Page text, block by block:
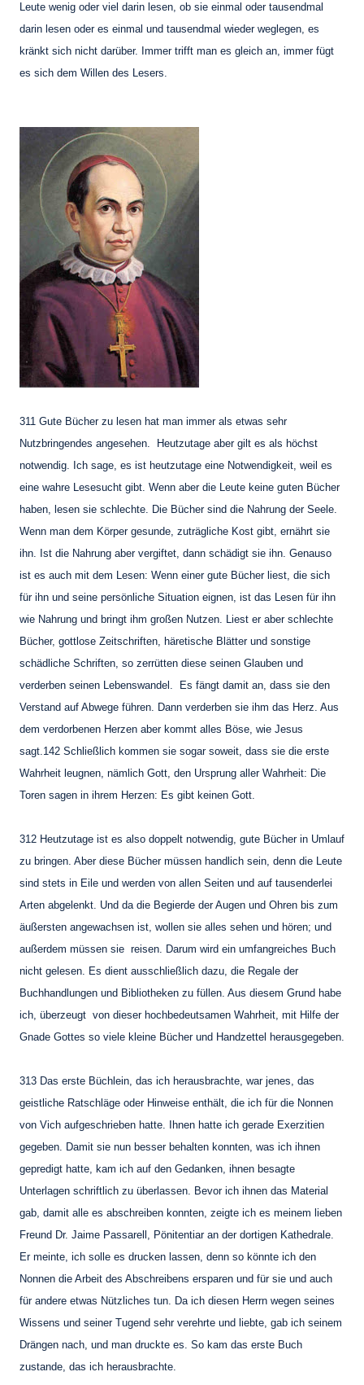
Leute wenig oder viel darin lesen, ob sie einmal oder tausendmal
darin lesen oder es einmal und tausendmal wieder weglegen, es
kränkt sich nicht darüber. Immer trifft man es gleich an, immer fügt
es sich dem Willen des Lesers.
311 Gute Bücher zu lesen hat man immer als etwas sehr
Nutzbringendes angesehen. Heutzutage aber gilt es als höchst
notwendig. Ich sage, es ist heutzutage eine Notwendigkeit, weil es
eine wahre Lesesucht gibt. Wenn aber die Leute keine guten Bücher
haben, lesen sie schlechte. Die Bücher sind die Nahrung der Seele.
Wenn man dem Körper gesunde, zuträgliche Kost gibt, ernährt sie
ihn. Ist die Nahrung aber vergiftet, dann schädigt sie ihn. Genauso
ist es auch mit dem Lesen: Wenn einer gute Bücher liest, die sich
für ihn und seine persönliche Situation eignen, ist das Lesen für ihn
wie Nahrung und bringt ihm großen Nutzen. Liest er aber schlechte
Bücher, gottlose Zeitschriften, häretische Blätter und sonstige
schädliche Schriften, so zerrütten diese seinen Glauben und
verderben seinen Lebenswandel. Es fängt damit an, dass sie den
Verstand auf Abwege führen. Dann verderben sie ihm das Herz. Aus
dem verdorbenen Herzen aber kommt alles Böse, wie Jesus
sagt.142 Schließlich kommen sie sogar soweit, dass sie die erste
Wahrheit leugnen, nämlich Gott, den Ursprung aller Wahrheit: Die
Toren sagen in ihrem Herzen: Es gibt keinen Gott.
312 Heutzutage ist es also doppelt notwendig, gute Bücher in Umlauf
zu bringen. Aber diese Bücher müssen handlich sein, denn die Leute
sind stets in Eile und werden von allen Seiten und auf tausenderlei
Arten abgelenkt. Und da die Begierde der Augen und Ohren bis zum
äußersten angewachsen ist, wollen sie alles sehen und hören; und
außerdem müssen sie reisen. Darum wird ein umfangreiches Buch
nicht gelesen. Es dient ausschließlich dazu, die Regale der
Buchhandlungen und Bibliotheken zu füllen. Aus diesem Grund habe
ich, überzeugt von dieser hochbedeutsamen Wahrheit, mit Hilfe der
Gnade Gottes so viele kleine Bücher und Handzettel herausgegeben.
313 Das erste Büchlein, das ich herausbrachte, war jenes, das
geistliche Ratschläge oder Hinweise enthält, die ich für die Nonnen
von Vich aufgeschrieben hatte. Ihnen hatte ich gerade Exerzitien
gegeben. Damit sie nun besser behalten konnten, was ich ihnen
gepredigt hatte, kam ich auf den Gedanken, ihnen besagte
Unterlagen schriftlich zu überlassen. Bevor ich ihnen das Material
gab, damit alle es abschreiben konnten, zeigte ich es meinem lieben
Freund Dr. Jaime Passarell, Pönitentiar an der dortigen Kathedrale.
Er meinte, ich solle es drucken lassen, denn so könnte ich den
Nonnen die Arbeit des Abschreibens ersparen und für sie und auch
für andere etwas Nützliches tun. Da ich diesen Herrn wegen seines
Wissens und seiner Tugend sehr verehrte und liebte, gab ich seinem
Drängen nach, und man druckte es. So kam das erste Buch
zustande, das ich herausbrachte.